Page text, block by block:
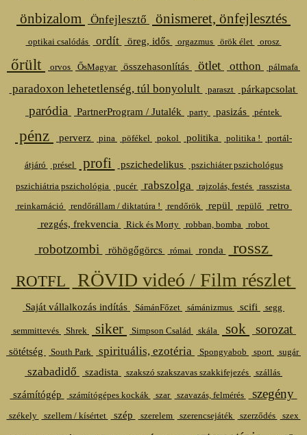
önbizalom Önfejlesztő önismeret, önfejlesztés
optikai csalódás ordít öreg, idős orgazmus örök élet orosz
őrült orvos ŐsMagyar összehasonlítás ötlet otthon pálmafa
paradoxon lehetetlenség, túl bonyolult paraszt párkapcsolat
paródia PartnerProgram / Jutalék party pasizás péntek
pénz perverz pina pöfékel pokol politika politika ! portál-
átjáró présel profi pszichedelikus pszichiáter pszichológus
pszichiátria pszichológia pucér rabszolga rajzolás, festés
rasszista
reinkarnáció
rendőrállam / diktatúra ! rendőrök repül repülő
retro
rezgés, frekvencia
Rick és Morty robban, bomba robot
robotzombi röhögőgörcs római ronda rossz
ROTFL RÖVID videó / Film részlet
Saját vállalkozás indítás SámánFőzet sámánizmus scifi segg
semmittevés Shrek siker Simpson Család skála sok sorozat
sötétség South Park spirituális, ezotéria Spongyabob sport sugár
szabadidő szadista szakszó szakszavas szakkifejezés szállás
számítógép számítógépes kockák szar szavazás, felmérés szegény
székely szellem / kísértet szép szerelem szerencsejáték szerződés szex